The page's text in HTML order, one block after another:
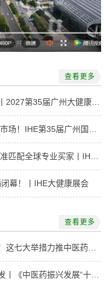
查看更多
幕！丨IHE大健康展会
查看更多